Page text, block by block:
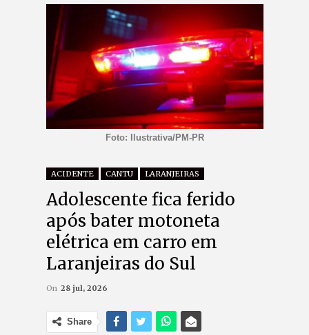
Foto: Ilustrativa/PM-PR
ACIDENTE CANTU LARANJEIRAS
Adolescente fica ferido
após bater motoneta
elétrica em carro em
Laranjeiras do Sul
On 28 jul, 2026
Share